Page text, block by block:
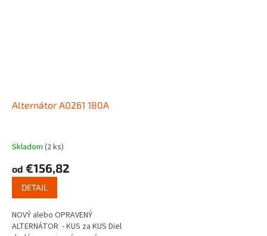
Alternátor A0261 180A
Skladom (2 ks)
od €156,82
DETAIL
NOVÝ alebo OPRAVENÝ
ALTERNÁTOR - KUS za KUS Diel